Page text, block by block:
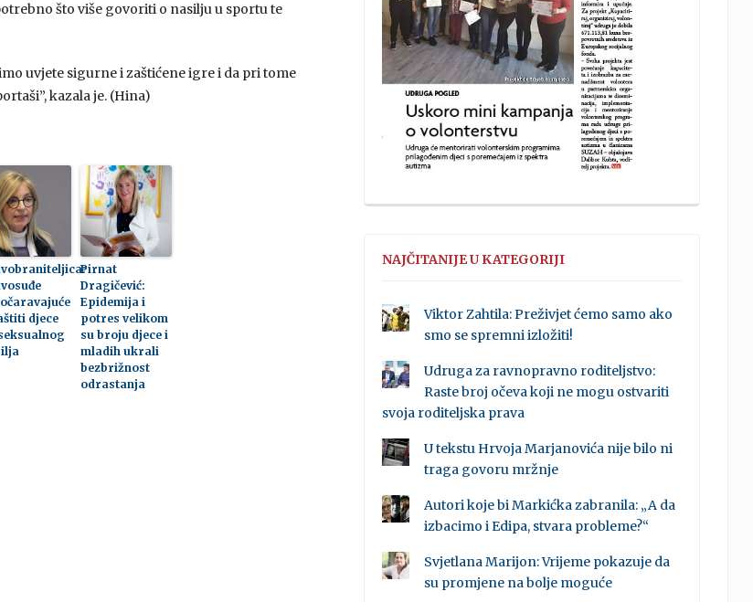
što više govoriti o nasilju u sportu te
uvjete sigurne i zaštićene igre i da pri tome
kazala je. (Hina)
djece
Pirnat
Dragičević:
Epidemija i
potres velikom
su broju djece i
mladih ukrali
bezbrižnost
odrastanja
NAJČITANIJE U KATEGORIJI
Viktor Zahtila: Preživjet ćemo samo ako
smo se spremni izložiti!
Udruga za ravnopravno roditeljstvo:
Raste broj očeva koji ne mogu ostvariti
svoja roditeljska prava
U tekstu Hrvoja Marjanovića nije bilo ni
traga govoru mržnje
Autori koje bi Markićka zabranila: „A da
izbacimo i Edipa, stvara probleme?“
Svjetlana Marijon: Vrijeme pokazuje da
su promjene na bolje moguće